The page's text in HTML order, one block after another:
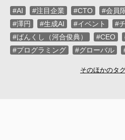
#AI
#注目企業 #CTO #会員
#澤円
#生成AI #イベント #
#ばんくし（河合俊典）
#CEO
#プログラミング
#グローバル
そのほかのタ